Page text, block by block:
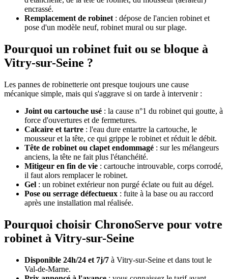
encrassé.
Remplacement de robinet : dépose de l'ancien robinet et
pose d'un modèle neuf, robinet mural ou sur plage.
Pourquoi un robinet fuit ou se bloque à
Vitry-sur-Seine ?
Les pannes de robinetterie ont presque toujours une cause
mécanique simple, mais qui s'aggrave si on tarde à intervenir :
Joint ou cartouche usé : la cause n°1 du robinet qui goutte, à
force d'ouvertures et de fermetures.
Calcaire et tartre : l'eau dure entartre la cartouche, le
mousseur et la tête, ce qui grippe le robinet et réduit le débit.
Tête de robinet ou clapet endommagé : sur les mélangeurs
anciens, la tête ne fait plus l'étanchéité.
Mitigeur en fin de vie : cartouche introuvable, corps corrodé,
il faut alors remplacer le robinet.
Gel : un robinet extérieur non purgé éclate ou fuit au dégel.
Pose ou serrage défectueux : fuite à la base ou au raccord
après une installation mal réalisée.
Pourquoi choisir ChronoServe pour votre
robinet à Vitry-sur-Seine
Disponible 24h/24 et 7j/7 à Vitry-sur-Seine et dans tout le
Val-de-Marne.